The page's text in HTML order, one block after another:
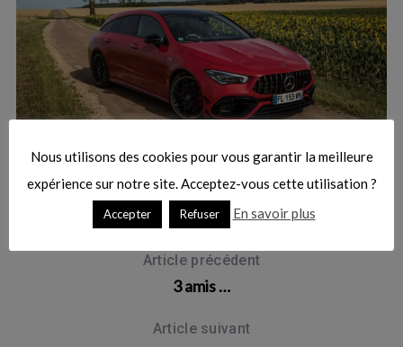
30/07/2020
Essai – Mercedes-AMG CLA 45 S Shooting Brake
Article précédent
3 amis …
Article suivant
Nous utilisons des cookies pour vous garantir la meilleure
expérience sur notre site. Acceptez-vous cette utilisation ?
Accepter Refuser En savoir plus